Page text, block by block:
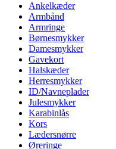
Ankelkæder
Armbånd
Armringe
Børnesmykker
Damesmykker
Gavekort
Halskæder
Herresmykker
ID/Navneplader
Julesmykker
Karabinlås
Kors
Lædersnørre
Øreringe